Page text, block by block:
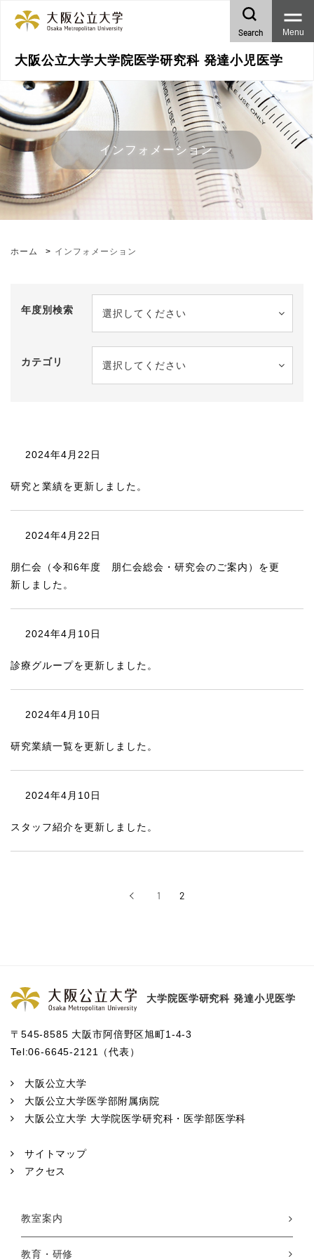
大阪公立大学大学院医学研究科 発達小児医学
Search Menu
インフォメーション
ホーム インフォメーション
年度別検索 選択してください
カテゴリ 選択してください
2024年4月22日
研究と業績を更新しました。
2024年4月22日
朋仁会（令和6年度 朋仁会総会・研究会のご案内）を更
新しました。
2024年4月10日
診療グループを更新しました。
2024年4月10日
研究業績一覧を更新しました。
2024年4月10日
スタッフ紹介を更新しました。
‹前へ 1 2
大学院医学研究科 発達小児医学
〒545-8585 大阪市阿倍野区旭町1-4-3
Tel:06-6645-2121（代表）
大阪公立大学
大阪公立大学医学部附属病院
大阪公立大学 大学院医学研究科・医学部医学科
サイトマップ
アクセス
教室案内
教育・研修